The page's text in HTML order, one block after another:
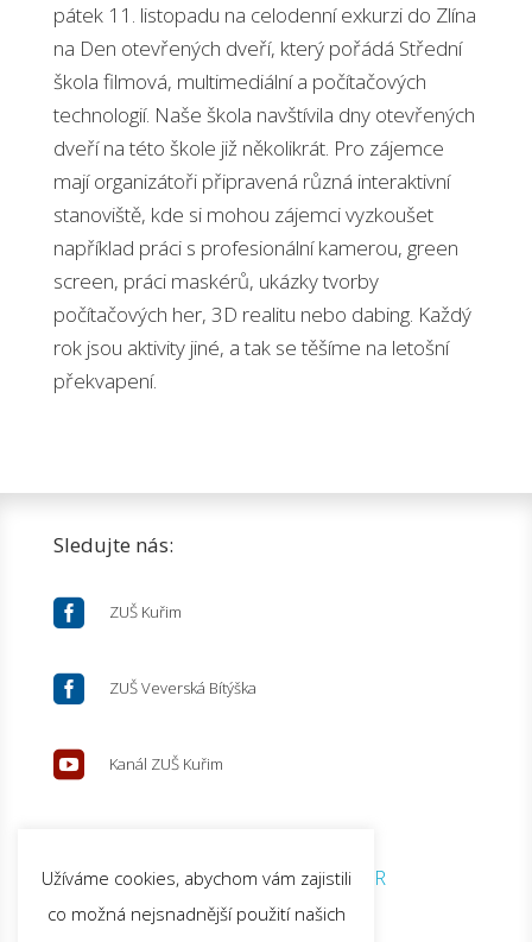
pátek 11. listopadu na celodenní exkurzi do Zlína
na Den otevřených dveří, který pořádá Střední
škola filmová, multimediální a počítačových
technologií. Naše škola navštívila dny otevřených
dveří na této škole již několikrát. Pro zájemce
mají organizátoři připravená různá interaktivní
stanoviště, kde si mohou zájemci vyzkoušet
například práci s profesionální kamerou, green
screen, práci maskérů, ukázky tvorby
počítačových her, 3D realitu nebo dabing. Každý
rok jsou aktivity jiné, a tak se těšíme na letošní
překvapení.
Sledujte nás:
 ZUŠ Kuřim
 ZUŠ Veverská Bítýška
 Kanál ZUŠ Kuřim
© 2026 ZUŠ Kuřim |GDPR
Užíváme cookies, abychom vám zajistili
co možná nejsnadnější použití našich